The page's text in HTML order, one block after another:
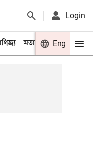
Login
মতামত খেলা
Eng